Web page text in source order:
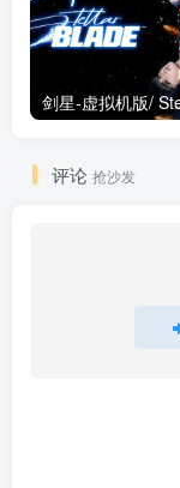
评论 抢沙发